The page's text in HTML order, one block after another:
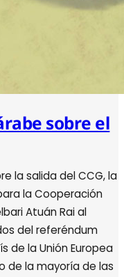
sobre el
la salida del CCG, la
la Cooperación
Atuán Rai al
del referéndum
de la Unión Europea
de la mayoría de las